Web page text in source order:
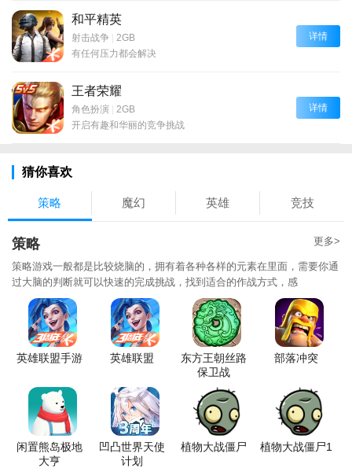
和平精英
射击战争 | 2GB
有任何压力都会解决
详情
王者荣耀
角色扮演 | 2GB
开启有趣和华丽的竞争挑战
详情
猜你喜欢
策略 魔幻 英雄 竞技
策略 更多>
策略游戏一般都是比较烧脑的，拥有着各种各样的元素在里面，需要你通
过大脑的判断就可以快速的完成挑战，找到适合的作战方式，感
英雄联盟手游 英雄联盟
东方王朝丝路
保卫战
部落冲突
闲置熊岛极地
大亨
凹凸世界天使
计划
植物大战僵尸 植物大战僵尸1